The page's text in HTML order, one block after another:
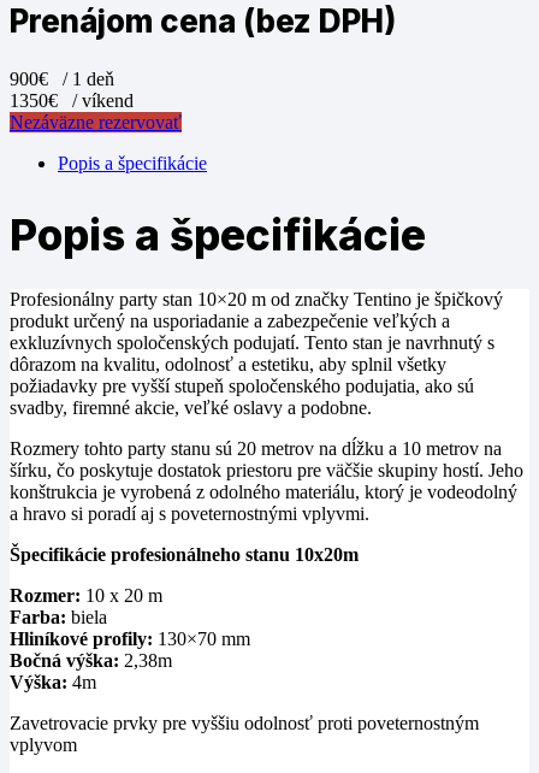
Prenájom cena (bez DPH)
900€ / 1 deň
1350€ / víkend
Nezáväzne rezervovať
Popis a špecifikácie
Popis a špecifikácie
Profesionálny party stan 10×20 m od značky Tentino je špičkový
produkt určený na usporiadanie a zabezpečenie veľkých a
exkluzívnych spoločenských podujatí. Tento stan je navrhnutý s
dôrazom na kvalitu, odolnosť a estetiku, aby splnil všetky
požiadavky pre vyšší stupeň spoločenského podujatia, ako sú
svadby, firemné akcie, veľké oslavy a podobne.
Rozmery tohto party stanu sú 20 metrov na dĺžku a 10 metrov na
šírku, čo poskytuje dostatok priestoru pre väčšie skupiny hostí. Jeho
konštrukcia je vyrobená z odolného materiálu, ktorý je vodeodolný
a hravo si poradí aj s poveternostnými vplyvmi.
Špecifikácie profesionálneho stanu 10x20m
Rozmer: 10 x 20 m
Farba: biela
Hliníkové profily: 130×70 mm
Bočná výška: 2,38m
Výška: 4m
Zavetrovacie prvky pre vyššiu odolnosť proti poveternostným
vplyvom